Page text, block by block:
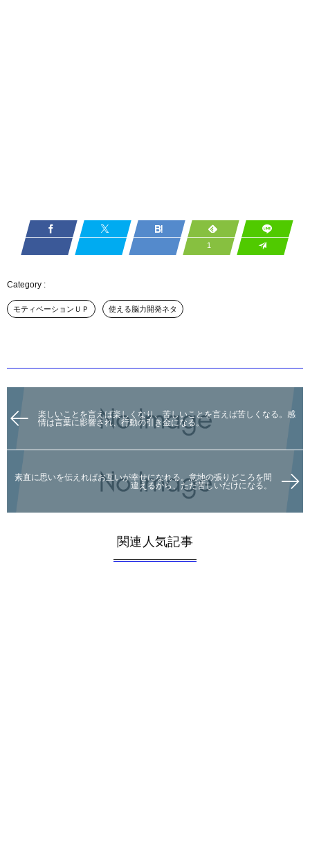
1
モティベーションＵＰ 使える脳力開発ネタ
楽しいことを言えば楽しくなり、苦しいことを言えば苦しくなる。感
情は言葉に影響され、行動の引き金になる。
素直に思いを伝えればお互いが幸せになれる。意地の張りどころを間
違えるから、ただ苦しいだけになる。
関連人気記事